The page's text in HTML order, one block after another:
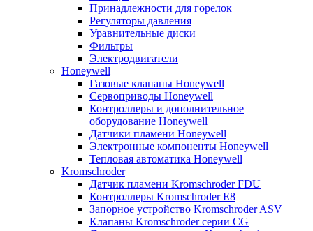
Принадлежности для горелок
Регуляторы давления
Уравнительные диски
Фильтры
Электродвигатели
Honeywell
Газовые клапаны Honeywell
Сервоприводы Honeywell
Контроллеры и дополнительное
оборудование Honeywell
Датчики пламени Honeywell
Электронные компоненты Honeywell
Тепловая автоматика Honeywell
Kromschroder
Датчик пламени Kromschroder FDU
Контроллеры Kromschroder E8
Запорное устройство Kromschroder ASV
Клапаны Kromschroder серии CG